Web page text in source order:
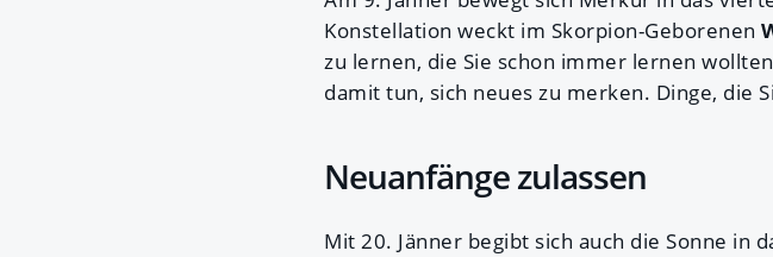
Konstellation weckt im Skorpion-Geborenen
zu lernen, die Sie schon immer lernen
damit tun, sich neues zu merken. Dinge, die
Neuanfänge zulassen
Mit 20. Jänner begibt sich auch die Sonne in